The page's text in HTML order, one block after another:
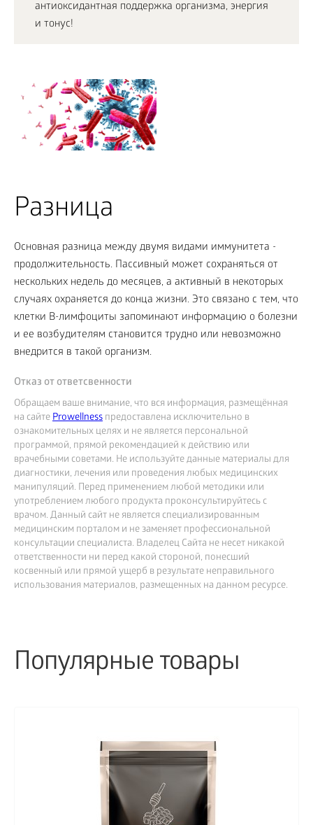
антиоксидантная поддержка организма, энергия
и тонус!
Разница
Основная разница между двумя видами иммунитета -
продолжительность. Пассивный может сохраняться от
нескольких недель до месяцев, а активный в некоторых
случаях охраняется до конца жизни. Это связано с тем, что
клетки В-лимфоциты запоминают информацию о болезни
и ее возбудителям становится трудно или невозможно
внедрится в такой организм.
Отказ от ответсвенности
Обращаем ваше внимание, что вся информация, размещённая
на сайтеProwellness предоставлена исключительно в
ознакомительных целях и не является персональной
программой, прямой рекомендацией к действию или
врачебными советами. Не используйте данные материалы для
диагностики, лечения или проведения любых медицинских
манипуляций. Перед применением любой методики или
употреблением любого продукта проконсультируйтесь с
врачом. Данный сайт не является специализированным
медицинским порталом и не заменяет профессиональной
консультации специалиста. Владелец Сайта не несет никакой
ответственности ни перед какой стороной, понесший
косвенный или прямой ущерб в результате неправильного
использования материалов, размещенных на данном ресурсе.
Популярные товары